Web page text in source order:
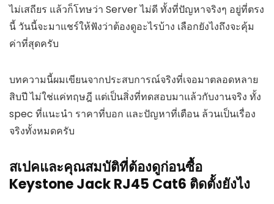
ไม่เสถียร แล้วก็โทษว่า Server ไม่ดี ทั้งที่ปัญหาจริงๆ อยู่ที่ตรง
นี้ วันนี้จะมาแชร์ให้ฟังว่าต้องดูอะไรบ้าง เลือกยังไงถึงจะคุ้ม
ค่าที่สุดครับ
บทความนี้ผมเขียนจากประสบการณ์จริงที่เจอมาตลอดหลาย
สิบปี ไม่ใช่แค่ทฤษฎี แต่เป็นสิ่งที่ทดสอบมาแล้วกับงานจริง ทั้ง
spec ที่แนะนำ ราคาที่บอก และปัญหาที่เตือน ล้วนเป็นเรื่อง
จริงทั้งหมดครับ
สเปคและคุณสมบัติที่ต้องดูก่อนซื้อ
Keystone Jack RJ45 Cat6 ติดตั้งยังไง